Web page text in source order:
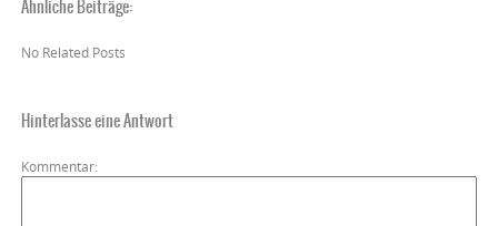
Ähnliche Beiträge:
No Related Posts
Hinterlasse eine Antwort
Kommentar